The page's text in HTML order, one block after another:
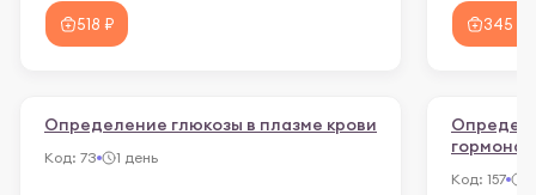
518 ₽ 345 ₽
Определение глюкозы в плазме крови
Код: 73 1 день
гормона
Код: 157